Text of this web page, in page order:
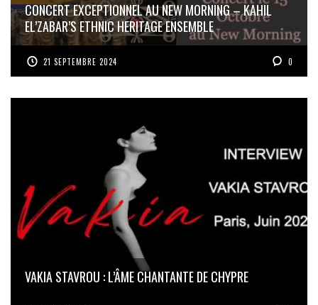
CONCERT EXCEPTIONNEL AU NEW MORNING – KAHIL
EL’ZABAR’S ETHNIC HERITAGE ENSEMBLE
21 SEPTEMBRE 2024 0
VAKIA STAVROU : L’ÂME CHANTANTE DE CHYPRE